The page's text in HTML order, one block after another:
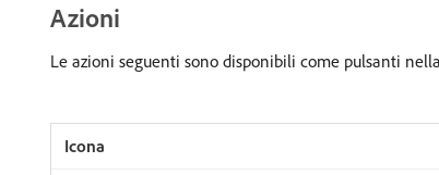
Azioni
Le azioni seguenti sono disponibili come pulsanti